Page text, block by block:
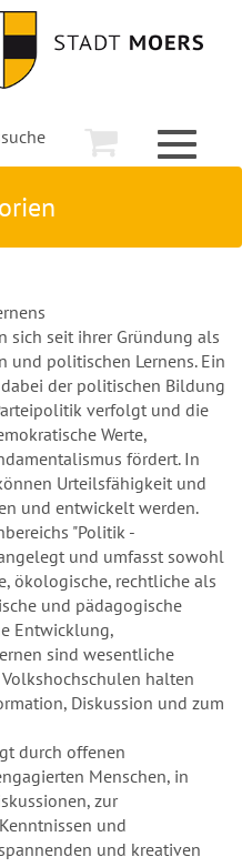
Toggle
sich seit ihrer Gründung als
und politischen Lernens. Ein
der politischen Bildung
verfolgt und die
Werte,
fördert. In
Urteilsfähigkeit und
und entwickelt werden.
"Politik -
und umfasst sowohl
ökologische, rechtliche als
und pädagogische
Entwicklung,
sind wesentliche
halten
Diskussion und zum
durch offenen
Menschen, in
zur
und
und kreativen